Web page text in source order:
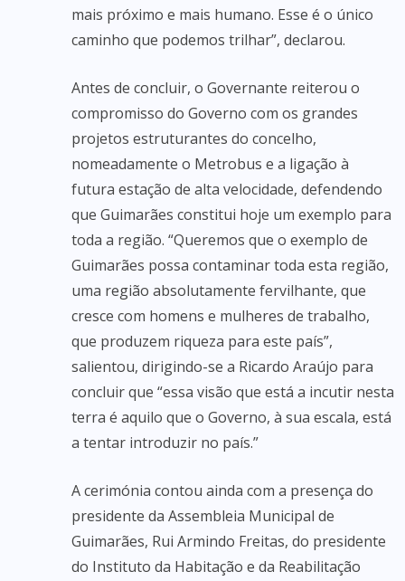
mais próximo e mais humano. Esse é o único
caminho que podemos trilhar”, declarou.
Antes de concluir, o Governante reiterou o
compromisso do Governo com os grandes
projetos estruturantes do concelho,
nomeadamente o Metrobus e a ligação à
futura estação de alta velocidade, defendendo
que Guimarães constitui hoje um exemplo para
toda a região. “Queremos que o exemplo de
Guimarães possa contaminar toda esta região,
uma região absolutamente fervilhante, que
cresce com homens e mulheres de trabalho,
que produzem riqueza para este país”,
salientou, dirigindo-se a Ricardo Araújo para
concluir que “essa visão que está a incutir nesta
terra é aquilo que o Governo, à sua escala, está
a tentar introduzir no país.”
A cerimónia contou ainda com a presença do
presidente da Assembleia Municipal de
Guimarães, Rui Armindo Freitas, do presidente
do Instituto da Habitação e da Reabilitação